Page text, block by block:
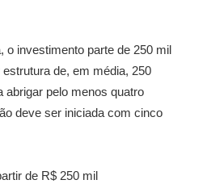
o investimento parte de 250 mil
de, em média, 250
abrigar pelo menos quatro
deve ser iniciada com cinco
de R$ 250 mil